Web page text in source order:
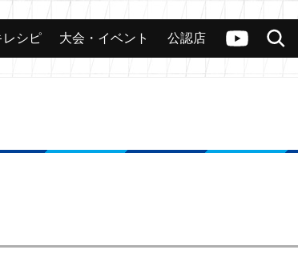
ヴァンガードch
検索
カード 大会 公認店舗 その他
レシピ 大会・イベント 公認店